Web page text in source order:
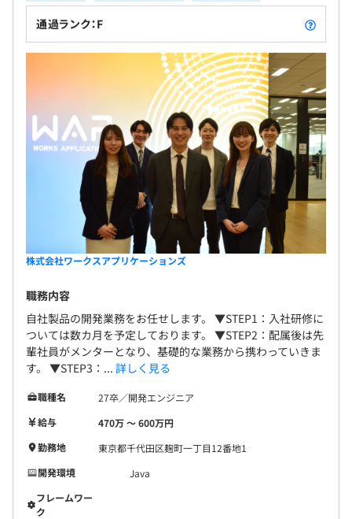
通過ランク：F
株式会社ワークスアプリケーションズ
職務内容
自社製品の開発業務をお任せします。 ▼STEP1：入社研修に
ついては数カ月を予定しております。 ▼STEP2：配属後は先
輩社員がメンターとなり、基礎的な業務から携わっていきま
す。 ▼STEP3：... 詳しく見る
職種名
27卒／開発エンジニア
給与
470万 〜 600万円
勤務地
東京都千代田区麹町一丁目12番地1
開発環境
Java
フレームワー
ク